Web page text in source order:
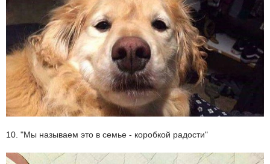
10. "Мы называем это в семье - коробкой радости"